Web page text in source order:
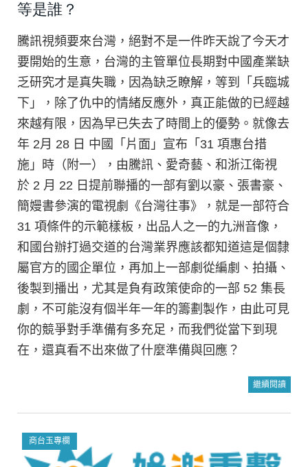
等是誰？
騰訊視頻要來台灣，絕對不是一件昨天說了今天才
要開始的生意，台灣的主管單位長期對中國產業缺
乏研究才是真失職，因為缺乏瞭解，等到「兵臨城
下」，除了仇中的情緒反應外，真正能做的已經越
來越有限，因為早已失去了時間上的優勢。就像去
年 2月 28 日 中國「片面」宣布「31 項惠台措
施」時（附一），由騰訊、愛奇藝、和浙江衛視
於 2 月 22 日提前聯播的一部有劉以豪、張書豪、
簡嫚書參演的電視劇《台灣往事》，就是一部符合
31 項條件的示範樣板，出品人之一的九洲音像，
和國台辦打過交道的台灣業界應該都知道這是個隸
屬官方的國企單位，再加上一部劇從編劇、拍攝、
後製到播出，尤其是負有政策使命的一部 52 集長
劇，不可能沒有個半年一年的籌劃製作，由此可見
你的競爭對手準備有多充足，而我們從當下到現
在，還真看不出來做了什麼準備與回應？
繼續閱讀
商台玉專欄